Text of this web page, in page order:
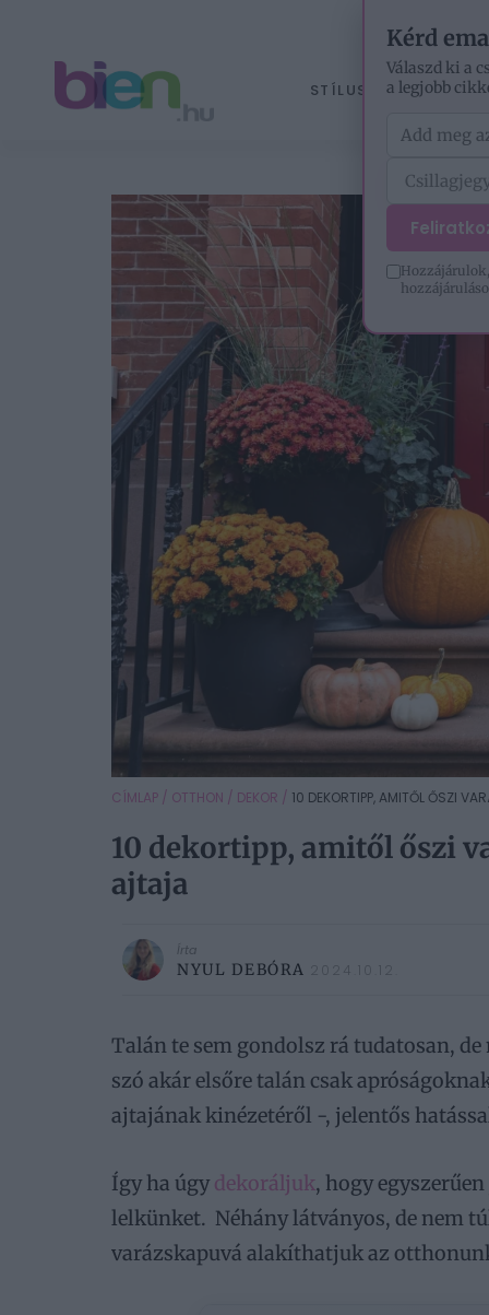
STÍLUS
CÍMLAP / OTTHON / DEKOR / 10 DEKORTIPP, AMITŐL ŐSZI
10 dekortipp, amitől őszi
ajtaja
Írta
NYUL DEBÓRA 2024.10.12.
Talán te sem gondolsz rá tudatosan,
szó akár elsőre talán csak
ajtajának kinézetéről -, jelentős
Így ha úgy dekoráljuk, hogy
lelkünket. Néhány látványos, de nem
varázskapuvá alakíthatjuk az
Kérd
Válaszd ki a
a legjobb